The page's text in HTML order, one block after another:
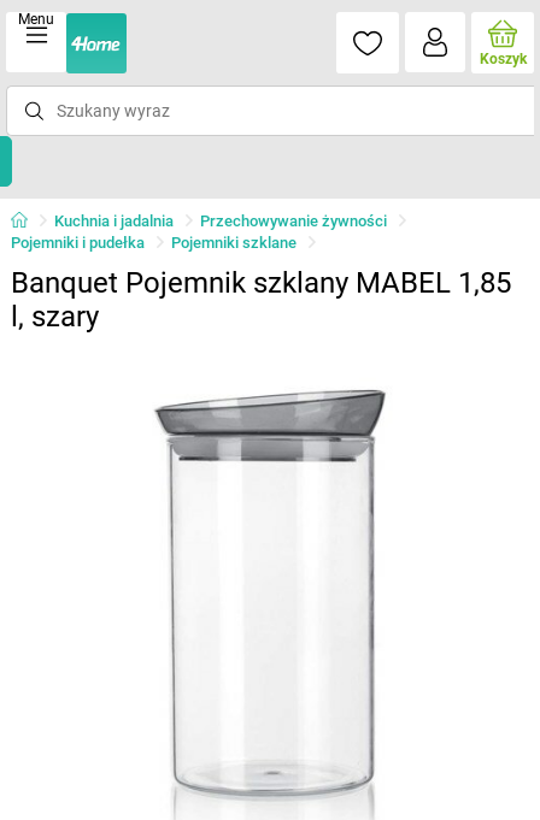
Menu
Koszyk
Kuchnia i jadalnia
Przechowywanie żywności
Pojemniki i pudełka
Pojemniki szklane
Banquet Pojemnik szklany MABEL 1,85
l, szary